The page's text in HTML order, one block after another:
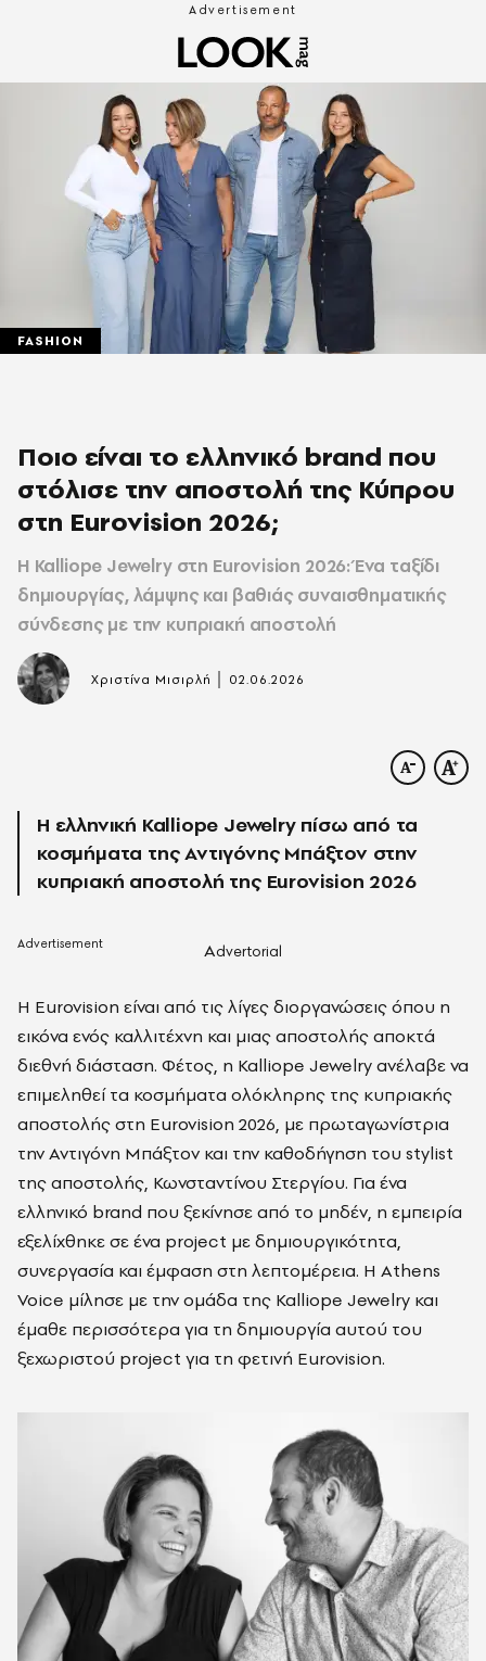
FASHION
Ποιο είναι το ελληνικό brand που
στόλισε την αποστολή της Κύπρου
στη Eurovision 2026;
Η Kalliope Jewelry στη Eurovision 2026: Ένα ταξίδι
δημιουργίας, λάμψης και βαθιάς συναισθηματικής
σύνδεσης με την κυπριακή αποστολή
Χριστίνα Μισιρλή 02.06.2026
Η ελληνική Kalliope Jewelry πίσω από τα
κοσμήματα της Αντιγόνης Μπάξτον στην
κυπριακή αποστολή της Eurovision 2026
Advertorial
Η Eurovision είναι από τις λίγες διοργανώσεις όπου η
εικόνα ενός καλλιτέχνη και μιας αποστολής αποκτά
διεθνή διάσταση. Φέτος, η Kalliope Jewelry ανέλαβε να
επιμεληθεί τα κοσμήματα ολόκληρης της κυπριακής
αποστολής στη Eurovision 2026, με πρωταγωνίστρια
την Αντιγόνη Μπάξτον και την καθοδήγηση του stylist
της αποστολής, Κωνσταντίνου Στεργίου. Για ένα
ελληνικό brand που ξεκίνησε από το μηδέν, η εμπειρία
εξελίχθηκε σε ένα project με δημιουργικότητα,
συνεργασία και έμφαση στη λεπτομέρεια. Η Athens
Voice μίλησε με την ομάδα της Kalliope Jewelry και
έμαθε περισσότερα για τη δημιουργία αυτού του
ξεχωριστού project για τη φετινή Eurovision.